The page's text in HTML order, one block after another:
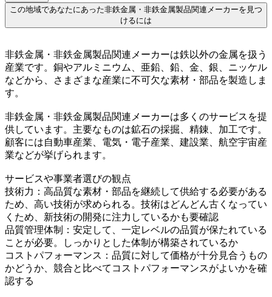
この地域であなたにあった非鉄金属・非鉄金属製品関連メーカーを見つ
けるには
非鉄金属・非鉄金属製品関連メーカーは鉄以外の金属を扱う
産業です。銅やアルミニウム、亜鉛、鉛、金、銀、ニッケル
などから、さまざまな産業に不可欠な素材・部品を製造しま
す。
非鉄金属・非鉄金属製品関連メーカーは多くのサービスを提
供しています。主要なものは鉱石の採掘、精錬、加工です。
顧客には自動車産業、電気・電子産業、建設業、航空宇宙産
業などが挙げられます。
サービスや事業者選びの観点
技術力：高品質な素材・部品を継続して供給する必要がある
ため、高い技術が求められる。技術はどんどん古くなってい
くため、新技術の開発に注力しているかも要確認
品質管理体制：安定して、一定レベルの品質が保たれている
ことが必要。しっかりとした体制が構築されているか
コストパフォーマンス：品質に対して価格が十分見合うもの
かどうか、競合と比べてコストパフォーマンスがよいかを確
認する